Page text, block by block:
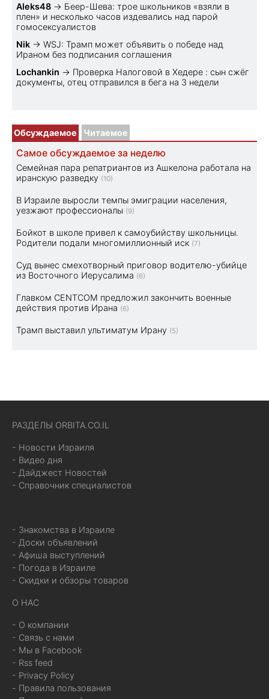
Aleks48 → Беер-Шева: трое школьников «взяли в
плен» и несколько часов издевались над парой
гомосексуалистов
Nik → WSJ: Трамп может объявить о победе над
Ираном без подписания соглашения
Lochankin → Проверка Налоговой в Хедере : сын сжёг
документы, отец отправился в бега на 3 недели
Обсуждаемое Читаемое
Самое обсуждаемое за неделю
Семейная пара репатриантов из Ашкелона работала на
иранскую разведку (10)
В Израиле выросли темпы эмиграции населения,
уезжают профессионалы (9)
Бойкот в школе привел к самоубийству школьницы.
Родители подали многомиллионный иск (7)
Суд вынес смехотворный приговор водителю-убийце
из Восточного Иерусалима (6)
Главком CENTCOM предложил закончить военные
действия против Ирана (6)
Трамп выставил ультиматум Ирану (5)
РАЗДЕЛЫ ORBITA.CO.IL
- Новости Израиля
- Видео дня
- Дайджест Новостей
- Справочник специалистов
- Знакомства в Израиле
- Доски объявлений
- Афиша выступлений
- Погода в Израиле
- Скидки и обзоры товаров
О НАС
- О компании
- Связь с нами
- Мы в Facebook
- Rss feed
- Privacy Policy
- Правила пользования